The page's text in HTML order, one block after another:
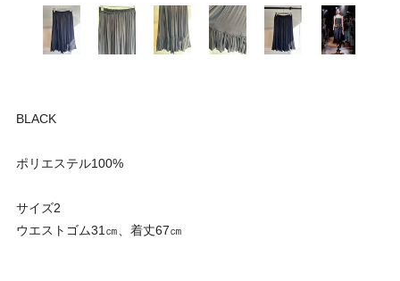
BLACK
ポリエステル100%
サイズ2
ウエストゴム31㎝、着丈67㎝